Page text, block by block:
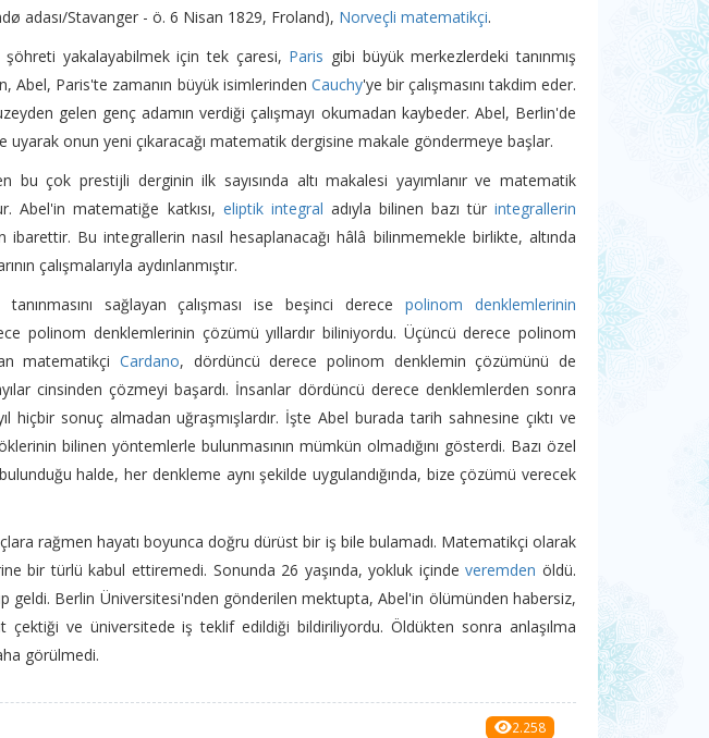
adası/Stavanger - ö. 6 Nisan 1829, Froland), Norveçli matematikçi.
yakalayabilmek için tek çaresi, Paris gibi büyük merkezlerdeki tanınmış
Abel, Paris'te zamanın büyük isimlerinden Cauchy'ye bir çalışmasını takdim eder.
gelen genç adamın verdiği çalışmayı okumadan kaybeder. Abel, Berlin'de
uyarak onun yeni çıkaracağı matematik dergisine makale göndermeye başlar.
bu çok prestijli derginin ilk sayısında altı makalesi yayımlanır ve matematik
Abel'in matematiğe katkısı, eliptik integral adıyla bilinen bazı türintegrallerin
ibarettir. Bu integrallerin nasıl hesaplanacağı hâlâ bilinmemekle birlikte, altında
çalışmalarıyla aydınlanmıştır.
sağlayan çalışması ise beşinci derecepolinom denklemlerinin
polinom denklemlerinin çözümü yıllardır biliniyordu. Üçüncü derece polinom
matematikçi Cardano, dördüncü derece polinom denklemin çözümünü de
cinsinden çözmeyi başardı. İnsanlar dördüncü derece denklemlerden sonra
hiçbir sonuç almadan uğraşmışlardır. İşte Abel burada tarih sahnesine çıktı ve
bilinen yöntemlerle bulunmasının mümkün olmadığını gösterdi. Bazı özel
halde, her denkleme aynı şekilde uygulandığında, bize çözümü verecek
rağmen hayatı boyunca doğru dürüst bir iş bile bulamadı. Matematikçi olarak
bir türlü kabul ettiremedi. Sonunda 26 yaşında, yokluk içindeveremden öldü.
geldi. Berlin Üniversitesi'nden gönderilen mektupta, Abel'in ölümünden habersiz,
çektiği ve üniversitede iş teklif edildiği bildiriliyordu. Öldükten sonra anlaşılma
görülmedi.
2.258